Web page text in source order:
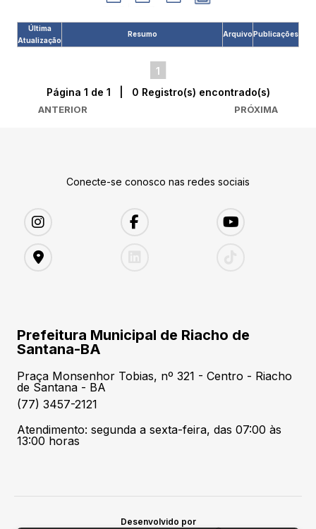
Última
Atualização
Resumo ArquivoPublicações
1
ANTERIOR
Página 1 de 1 | 0 Registro(s) encontrado(s)
PRÓXIMA
Conecte-se conosco nas redes sociais
Prefeitura Municipal de Riacho de
Santana-BA
Praça Monsenhor Tobias, nº 321 - Centro - Riacho
de Santana - BA
(77) 3457-2121
Atendimento: segunda a sexta-feira, das 07:00 às
13:00 horas
Desenvolvido por